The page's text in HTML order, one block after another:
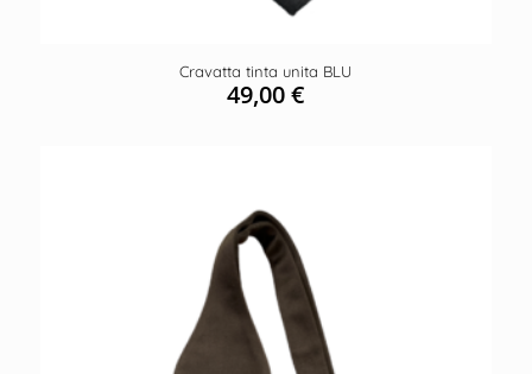
Cravatta tinta unita BLU
49,00€